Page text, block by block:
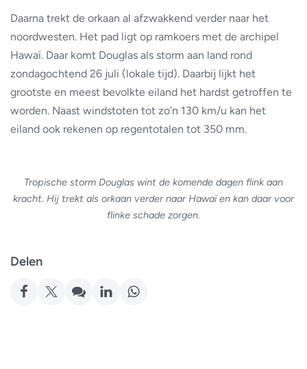
Daarna trekt de orkaan al afzwakkend verder naar het
noordwesten. Het pad ligt op ramkoers met de archipel
Hawaï. Daar komt Douglas als storm aan land rond
zondagochtend 26 juli (lokale tijd). Daarbij lijkt het
grootste en meest bevolkte eiland het hardst getroffen te
worden. Naast windstoten tot zo’n 130 km/u kan het
eiland ook rekenen op regentotalen tot 350 mm.
Tropische storm Douglas wint de komende dagen flink aan
kracht. Hij trekt als orkaan verder naar Hawaï en kan daar voor
flinke schade zorgen.
Delen